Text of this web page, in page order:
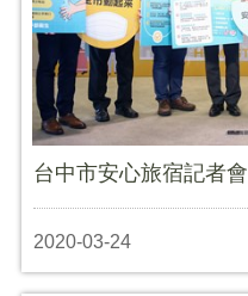
台中市安心旅宿記者會
2020-03-24